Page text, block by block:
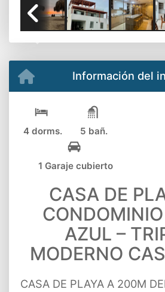
Información del
4 dorms. 5 bañ.
1 Garaje cubierto
CASA DE
AZUL –
MODERNO
CASA DE PLAYA A 200M